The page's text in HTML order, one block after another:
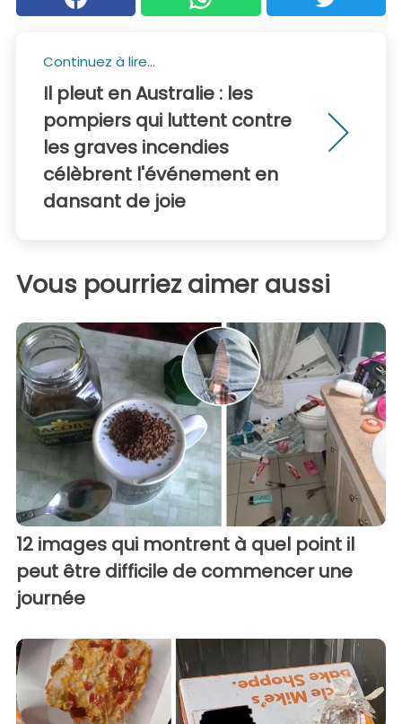
Continuez à lire...
Il pleut en Australie : les
pompiers qui luttent contre
les graves incendies
célèbrent l'événement en
dansant de joie
Vous pourriez aimer aussi
12 images qui montrent à quel point il
peut être difficile de commencer une
journée